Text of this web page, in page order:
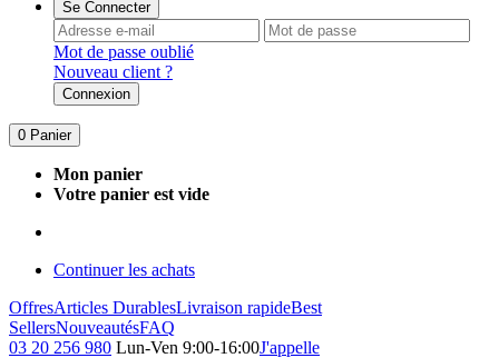
Se Connecter
Mot de passe oublié
Nouveau client ?
Connexion
0 Panier
Mon panier
Votre panier est vide
Continuer les achats
OffresArticles DurablesLivraison rapideBest
SellersNouveautésFAQ
03 20 256 980 Lun-Ven 9:00-16:00J'appelle